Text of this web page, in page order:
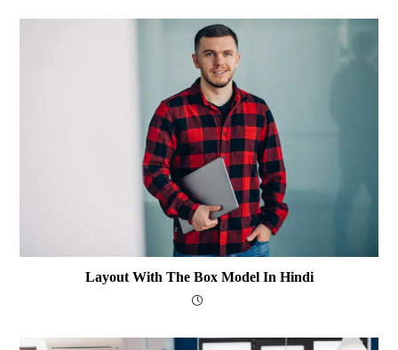
Layout With The Box Model In Hindi